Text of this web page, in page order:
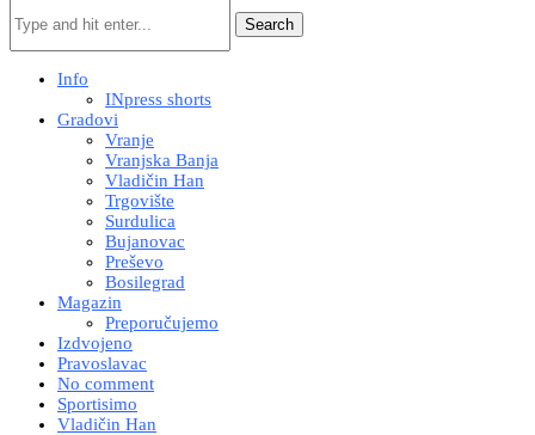
Search
Info
INpress shorts
Gradovi
Vranje
Vranjska Banja
Vladičin Han
Trgovište
Surdulica
Bujanovac
Preševo
Bosilegrad
Magazin
Preporučujemo
Izdvojeno
Pravoslavac
No comment
Sportisimo
Vladičin Han